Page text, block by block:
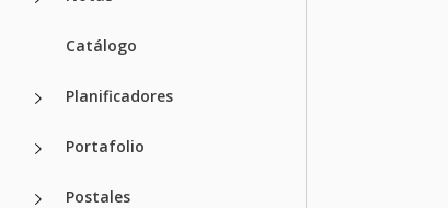
Catálogo
Planificadores
Portafolio
Postales